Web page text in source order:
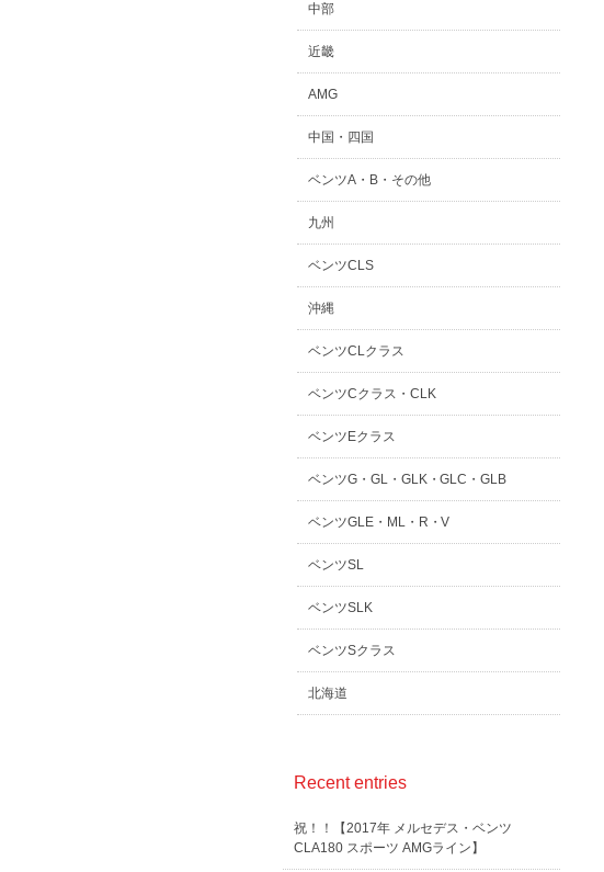
中部
近畿
AMG
中国・四国
ベンツA・B・その他
九州
ベンツCLS
沖縄
ベンツCLクラス
ベンツCクラス・CLK
ベンツEクラス
ベンツG・GL・GLK・GLC・GLB
ベンツGLE・ML・R・V
ベンツSL
ベンツSLK
ベンツSクラス
北海道
Recent entries
祝！！【2017年 メルセデス・ベンツ
CLA180 スポーツ AMGライン】